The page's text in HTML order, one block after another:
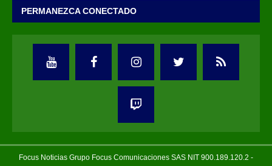
PERMANEZCA CONECTADO
Focus Noticias Grupo Focus Comunicaciones SAS NIT 900.189.120.2 -